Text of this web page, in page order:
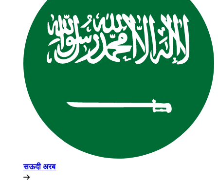
सऊदी अरब​​